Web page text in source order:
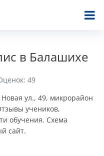
в Балашихе
49
ул., 49, микрорайон
учеников,
обучения. Схема
сайт.